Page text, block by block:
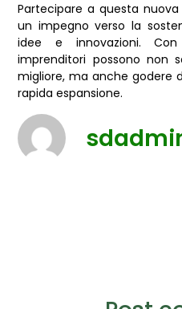
Partecipare a questa
un impegno verso la
idee e innovazioni.
imprenditori possono non
migliore, ma anche godere
rapida espansione.